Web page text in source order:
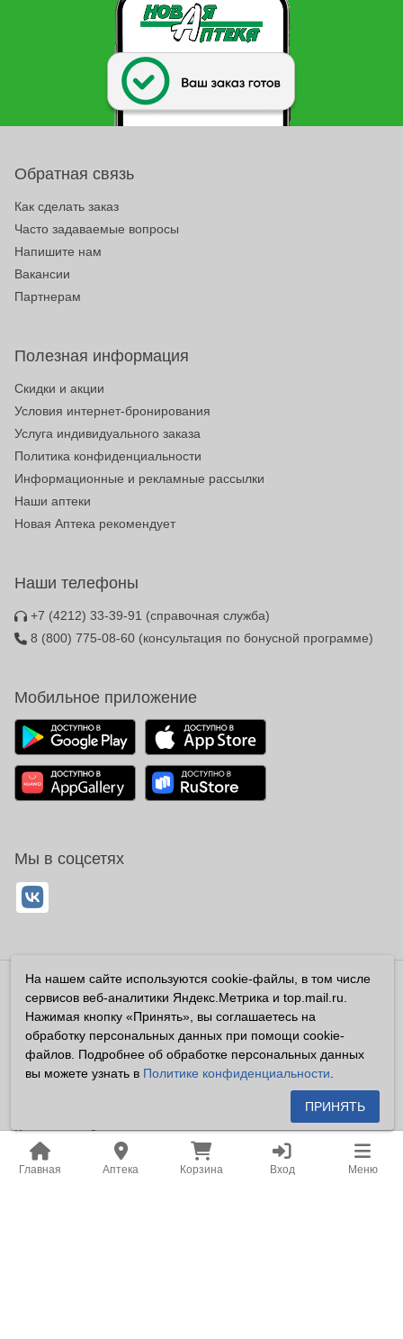
Главная Аптека Корзина Вход Меню
Обратная связь
Как сделать заказ
Часто задаваемые вопросы
Напишите нам
Вакансии
Партнерам
Полезная информация
Скидки и акции
Условия интернет-бронирования
Услуга индивидуального заказа
Политика конфиденциальности
Информационные и рекламные рассылки
Наши аптеки
Новая Аптека рекомендует
Наши телефоны
+7 (4212) 33-39-91 (справочная служба)
8 (800) 775-08-60 (консультация по бонусной программе)
Мобильное приложение
Мы в соцсетях
Владелец сайта ООО «Суперфарма» ОГРН 1032700302194
Все права защищены ©2026
Информация, размещенная на данном сайте имеет
справочный характер, и не должна восприниматься
посетителями сайта как публичная оферта, предусмотренная
Владелец сайта устанавливает запрет на цитирование,
копирование и размещение информации, размещенной на
настоящем сайте newapteka.ru, включая информацию о
На нашем сайте используются cookie-файлы, в том числе
сервисов веб-аналитики Яндекс.Метрика и top.mail.ru.
Нажимая кнопку «Принять», вы соглашаетесь на
обработку персональных данных при помощи cookie-
файлов. Подробнее об обработке персональных данных
вы можете узнать в Политике конфиденциальности
ПРИНЯТЬ